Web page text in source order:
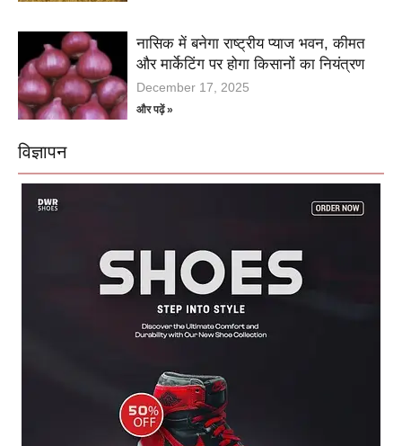
नासिक में बनेगा राष्ट्रीय प्याज भवन, कीमत
और मार्केटिंग पर होगा किसानों का नियंत्रण
December 17, 2025
और पढ़ें »
विज्ञापन